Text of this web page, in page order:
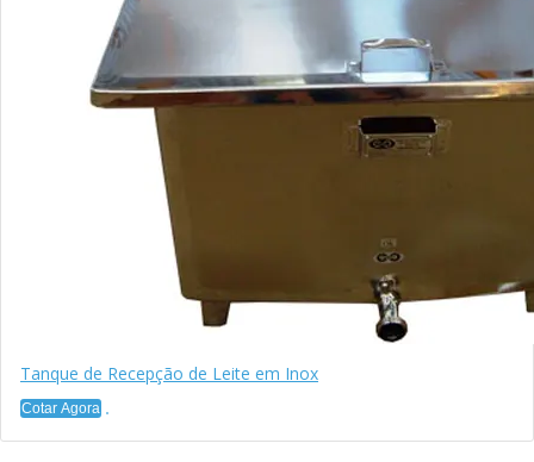
Tanque de Recepção de Leite em Inox
Cotar Agora